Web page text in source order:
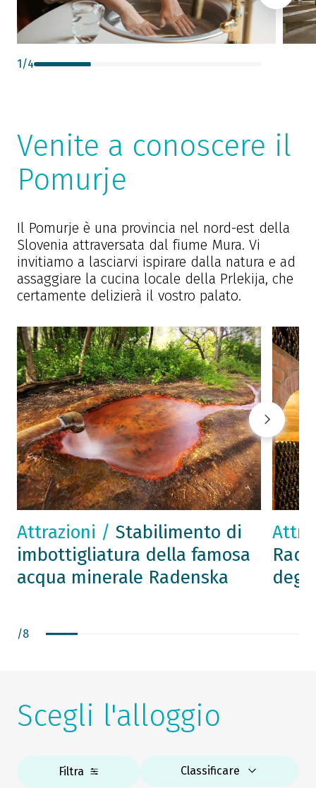
1/4
Venite a conoscere il
Pomurje
Il Pomurje è una provincia nel nord-est della
Slovenia attraversata dal fiume Mura. Vi
invitiamo a lasciarvi ispirare dalla natura e ad
assaggiare la cucina locale della Prlekija, che
certamente delizierà il vostro palato.
Attrazioni / Stabilimento di
imbottigliatura della famosa
acqua minerale Radenska
/8
Scegli l'alloggio
Filtra Classificare